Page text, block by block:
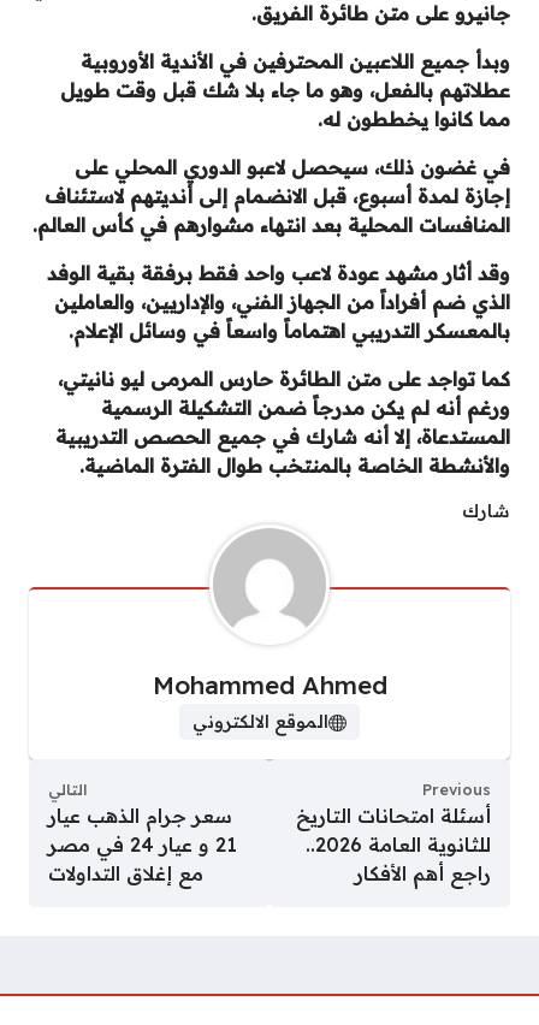
جانيرو على متن طائرة الفريق.
وبدأ جميع اللاعبين المحترفين في الأندية الأوروبية
عطلاتهم بالفعل، وهو ما جاء بلا شك قبل وقت طويل
مما كانوا يخططون له.
في غضون ذلك، سيحصل لاعبو الدوري المحلي على
إجازة لمدة أسبوع، قبل الانضمام إلى أنديتهم لاستئناف
المنافسات المحلية بعد انتهاء مشوارهم في كأس العالم.
وقد أثار مشهد عودة لاعب واحد فقط برفقة بقية الوفد
الذي ضم أفراداً من الجهاز الفني، والإداريين، والعاملين
بالمعسكر التدريبي اهتماماً واسعاً في وسائل الإعلام.
كما تواجد على متن الطائرة حارس المرمى ليو نانيتي،
ورغم أنه لم يكن مدرجاً ضمن التشكيلة الرسمية
المستدعاة، إلا أنه شارك في جميع الحصص التدريبية
والأنشطة الخاصة بالمنتخب طوال الفترة الماضية.
شارك
Mohammed Ahmed
الموقع الالكتروني
Previous
أسئلة امتحانات التاريخ
للثانوية العامة 2026..
راجع أهم الأفكار
التالي
سعر جرام الذهب عيار
21 و عيار 24 في مصر
مع إغلاق التداولات